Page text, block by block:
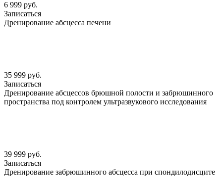
6 999 руб.
Записаться
Дренирование абсцесса печени
35 999 руб.
Записаться
Дренирование абсцессов брюшной полости и забрюшинного
пространства под контролем ультразвукового исследования
39 999 руб.
Записаться
Дренирование забрюшинного абсцесса при спондилодисците